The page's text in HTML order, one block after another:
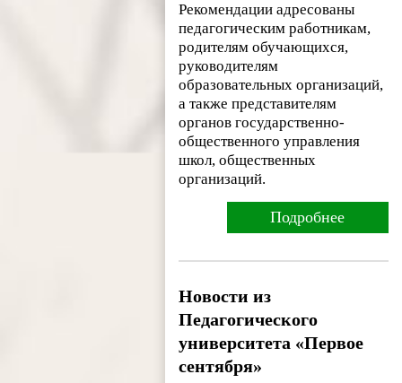
Рекомендации адресованы
педагогическим работникам,
родителям обучающихся,
руководителям
образовательных организаций,
а также представителям
органов государственно-
общественного управления
школ, общественных
организаций.
Подробнее
Новости из
Педагогического
университета «Первое
сентября»